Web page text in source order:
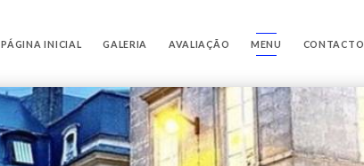
PÁGINA INICIAL GALERIA AVALIAÇÃO MENU CONTACTO